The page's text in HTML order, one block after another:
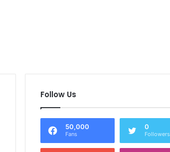
Follow Us
50,000
Fans
0
Followers